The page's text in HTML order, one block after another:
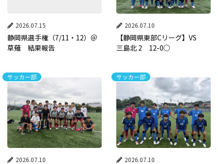
2026.07.15
静岡県選手権（7/11・12）＠
草薙 結果報告
2026.07.10
【静岡県東部Cリーグ】VS
三島北 2 12-0○
サッカー部
2026.07.10
サッカー部
2026.07.10